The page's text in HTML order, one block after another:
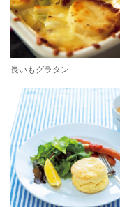
長いもグラタン